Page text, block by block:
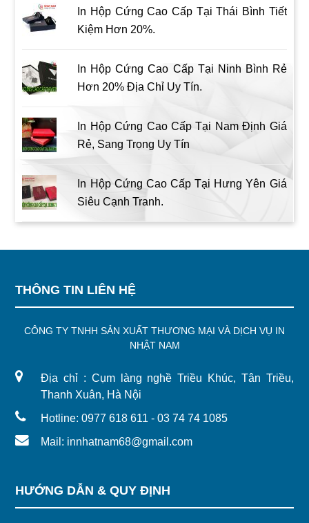
In Hộp Cứng Cao Cấp Tại Thái Bình Tiết
Kiệm Hơn 20%.
In Hộp Cứng Cao Cấp Tại Ninh Bình Rẻ
Hơn 20% Địa Chỉ Uy Tín.
In Hộp Cứng Cao Cấp Tại Nam Định Giá
Rẻ, Sang Trọng Uy Tín
In Hộp Cứng Cao Cấp Tại Hưng Yên Giá
Siêu Cạnh Tranh.
THÔNG TIN LIÊN HỆ
CÔNG TY TNHH SẢN XUẤT THƯƠNG MẠI VÀ DỊCH VỤ IN
NHẬT NAM
Địa chỉ : Cụm làng nghề Triều Khúc, Tân Triều,
Thanh Xuân, Hà Nội
Hotline: 0977 618 611 - 03 74 74 1085
Mail: innhatnam68@gmail.com
HƯỚNG DẪN & QUY ĐỊNH